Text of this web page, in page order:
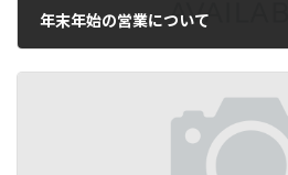
年末年始の営業について